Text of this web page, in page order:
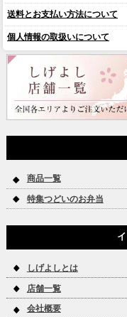
送料とお支払い方法について
個人情報の取扱いについて
商品一覧
特集つどいのお弁当
しげよしとは
店舗一覧
会社概要